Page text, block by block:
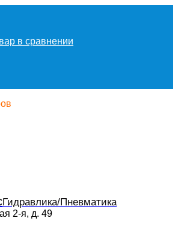
в сравнении
Гидравлика/Пневматика
2-я, д. 49